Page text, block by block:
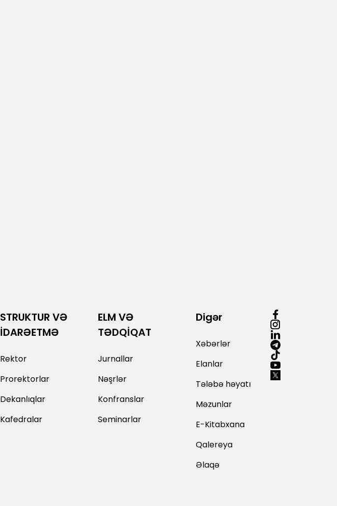
STRUKTUR VƏ
İDARƏETMƏ
Rektor
Prorektorlar
Dekanlıqlar
Kafedralar
ELM VƏ
TƏDQİQAT
Jurnallar
Nəşrlər
Konfranslar
Seminarlar
Digər
Xəbərlər
Elanlar
Tələbə həyatı
Məzunlar
E-Kitabxana
Qalereya
Əlaqə